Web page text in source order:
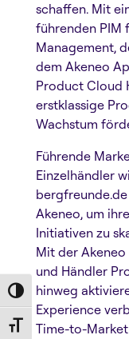
Toggle High Contrast
Toggle Font size
schaffen. Mit
führenden PIM
Management,
dem Akeneo
Product Cloud
erstklassige
Wachstum
Führende
Einzelhändler
Akeneo, um
Initiativen zu
Mit der
und Händler
hinweg
Experience
Time-to-